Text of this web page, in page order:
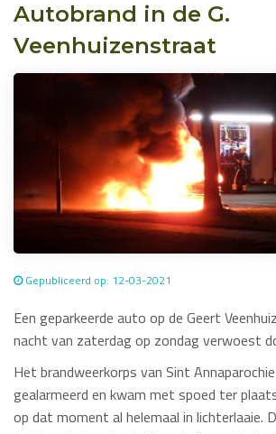
Autobrand in de G.
Veenhuizenstraat
Gepubliceerd op: 12-03-2021
Een geparkeerde auto op de Geert
nacht van zaterdag op zondag verwoest
Het brandweerkorps van Sint
gealarmeerd en kwam met spoed ter
op dat moment al helemaal in lichterlaaie.